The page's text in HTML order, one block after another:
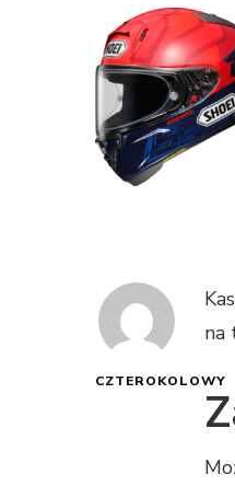
CZTEROKOLOWY
na